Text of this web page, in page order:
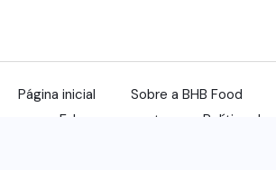
Página inicial Sobre a BHB Food
Fale com a gente
Política de